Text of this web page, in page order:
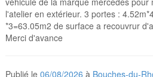
l'atelier en extérieur. 3 portes :
*3=63.05m2 de surface a recouvrur
Merci d'avance
Publié le06/08/2026 à Bouches-du-